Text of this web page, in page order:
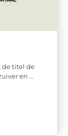
de titel de
en ...